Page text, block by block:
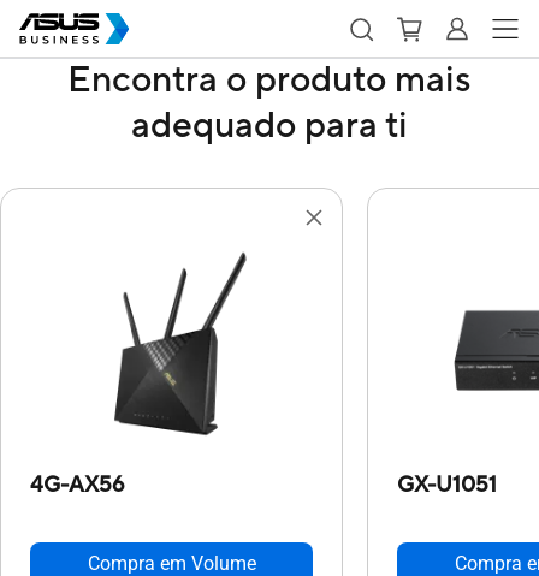
Encontra o produto mais
adequado para ti
4G-AX56
Compra em Volume
GX-U1051
Compra